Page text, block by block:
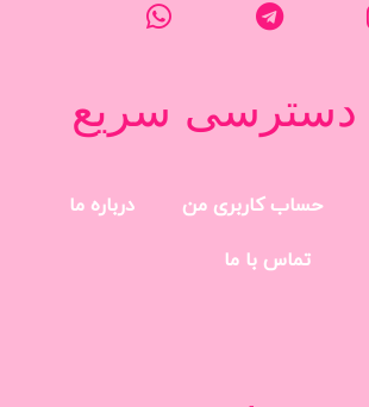
دسترسی سریع
حساب کاربری من درباره ما
تماس با ما